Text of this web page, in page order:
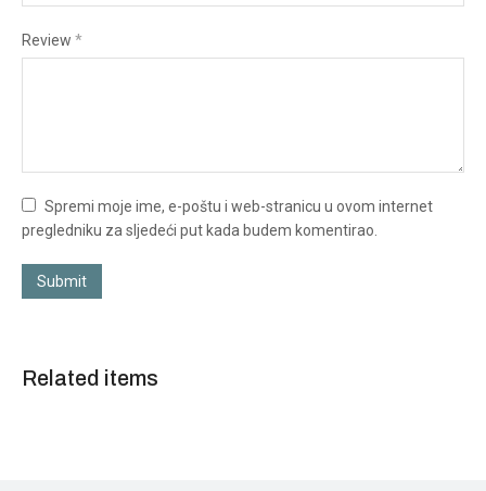
Review *
Spremi moje ime, e-poštu i web-stranicu u ovom internet
pregledniku za sljedeći put kada budem komentirao.
Submit
Related items